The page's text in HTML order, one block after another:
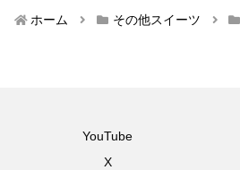
ホーム その他スイーツ
YouTube
X